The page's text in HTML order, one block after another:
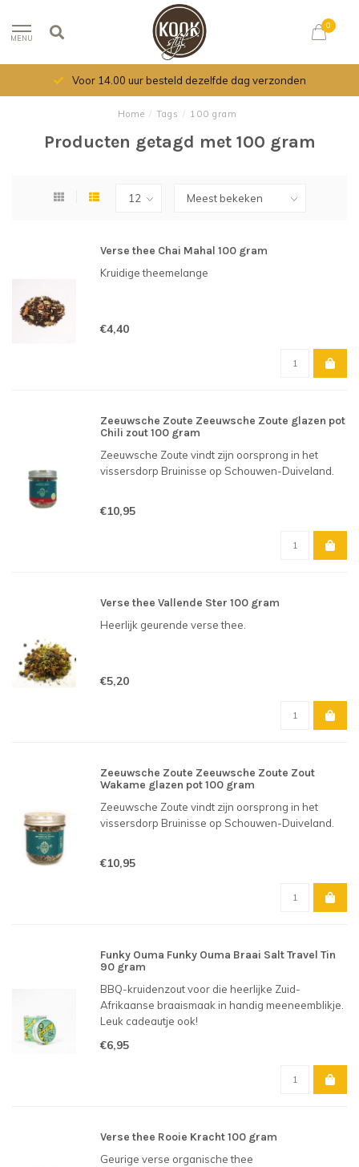
MENU
0
Voor 14.00 uur besteld dezelfde dag verzonden
Home / Tags / 100 gram
Producten getagd met 100 gram
Verse thee Chai Mahal 100 gram
Kruidige theemelange
€4,40
Zeeuwsche Zoute Zeeuwsche Zoute glazen pot
Chili zout 100 gram
Zeeuwsche Zoute vindt zijn oorsprong in het
vissersdorp Bruinisse op Schouwen-Duiveland.
€10,95
Verse thee Vallende Ster 100 gram
Heerlijk geurende verse thee.
€5,20
Zeeuwsche Zoute Zeeuwsche Zoute Zout
Wakame glazen pot 100 gram
Zeeuwsche Zoute vindt zijn oorsprong in het
vissersdorp Bruinisse op Schouwen-Duiveland.
€10,95
Funky Ouma Funky Ouma Braai Salt Travel Tin
90 gram
BBQ-kruidenzout voor die heerlijke Zuid-
Afrikaanse braaismaak in handig meeneemblikje.
Leuk cadeautje ook!
€6,95
Verse thee Rooie Kracht 100 gram
Geurige verse organische thee